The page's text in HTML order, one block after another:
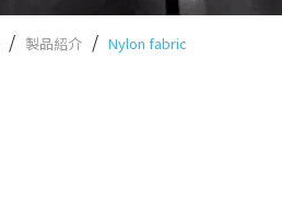
製品紹介 Nylon fabric